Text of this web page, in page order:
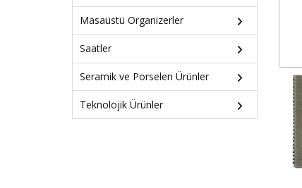
Masaüstü Organizerler
Saatler
Seramik ve Porselen Ürünler
Teknolojik Ürünler